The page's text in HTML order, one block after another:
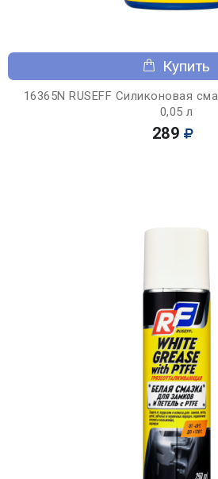
Купить
16365N RUSEFF Силиконовая
0,05 л
289